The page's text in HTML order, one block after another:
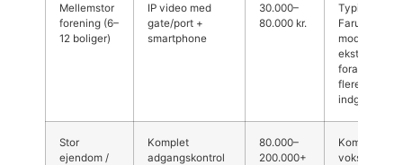
Mellemstor
forening (6–
12 boliger)
IP video med
gate/port +
smartphone
30.000–
80.000 kr.
Typisk
Farum ved
ekstra
forarbejde
flere
indgange/
Stor
ejendom /
Komplet
adgangskontrol
80.000–
200.000+
Kompleksitet
vokser med